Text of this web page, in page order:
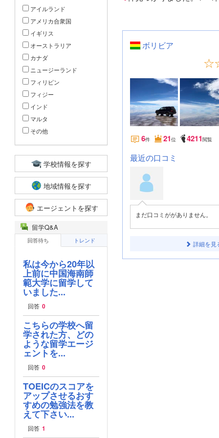
アイルランド
アメリカ合衆国
イギリス
オーストラリア
カナダ
ニュージーランド
フィリピン
フィジー
インド
マルタ
その他
学校情報を探す
地域情報を探す
エージェントを探す
留学Q&A
回答待ち トレンド
私は今から20年以
上前に中国海南師
範大学に留学して
いました...
回答 0
こちらの学校へ留
学された方、どの
ような留学エージ
ェントを...
回答 0
TOEICのスコアを
アップさせるおす
すめの勉強法を教
えて下さい...
回答 1
ボリビア
6件 21位 4211閲覧
最近の口コミ
まだ口コミががありません。
詳細を見